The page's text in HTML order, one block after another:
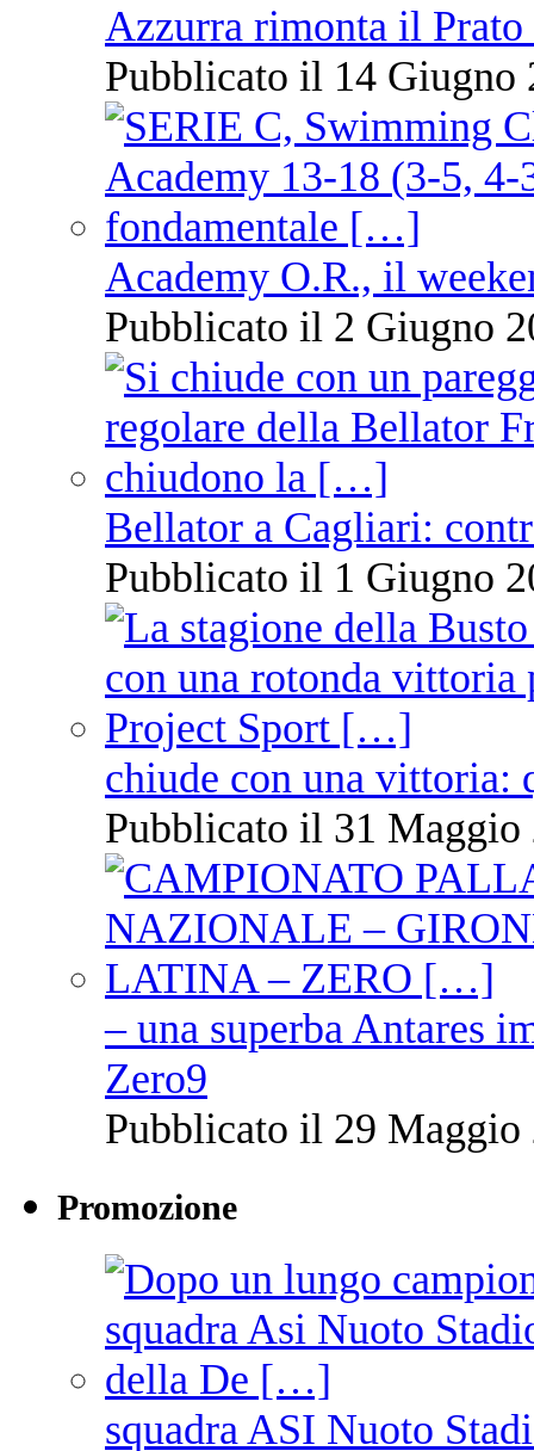
Azzurra rimonta il Prato
Pubblicato il 14 Giugno
Academy O.R., il
Pubblicato il 2 Giugno
Bellator a Cagliari:
Pubblicato il 1 Giugno
chiude con una vittoria:
Pubblicato il 31 Maggio
– una superba Antares
Zero9
Pubblicato il 29 Maggio
Promozione
squadra ASI Nuoto